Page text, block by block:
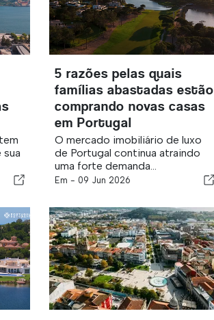
5 razões pelas quais
famílias abastadas estão
comprando novas casas
em Portugal
O mercado imobiliário de luxo
de Portugal continua atraindo
uma forte demanda...
Em - 09 Jun 2026